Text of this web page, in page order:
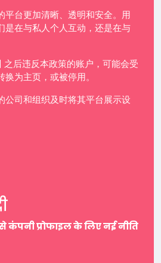
平台更加清晰、透明和安全。用
是在与私人个人互动，还是在与
之后违反本政策的账户，可能会受
为主页，或被停用。
公司和组织及时将其平台展示设
कंपनी प्रोफाइल के लिए नई नीति